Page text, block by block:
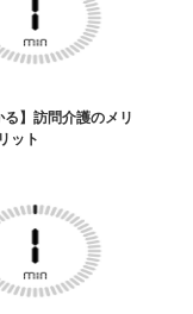
る】訪問介護のメリ
ット